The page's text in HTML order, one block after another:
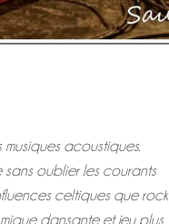
acoustiques.
sans oublier les courants
celtiques que rock
dansante et jeu plus